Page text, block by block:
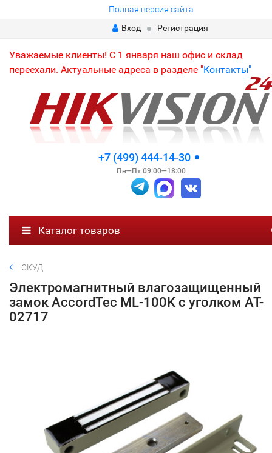
Полная версия сайта
Вход
Регистрация
Уважаемые клиенты! С 1 января наш офис и склад
переехали. Актуальные адреса в разделе "Контакты"
+7 (499) 444-14-30
Пн—Пт 09:00—18:00
Каталог товаров
СКУД
Электромагнитный влагозащищенный
замок AccordTec ML-100K с уголком AT-
02717